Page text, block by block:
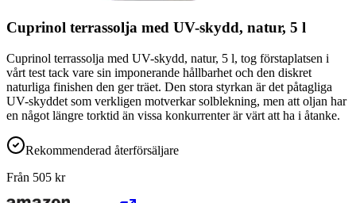
Cuprinol terrassolja med UV-skydd, natur, 5 l
Cuprinol terrassolja med UV-skydd, natur, 5 l, tog förstaplatsen i
vårt test tack vare sin imponerande hållbarhet och den diskret
naturliga finishen den ger träet. Den stora styrkan är det påtagliga
UV-skyddet som verkligen motverkar solblekning, men att oljan har
en något längre torktid än vissa konkurrenter är värt att ha i åtanke.
Rekommenderad återförsäljare
Från 505 kr